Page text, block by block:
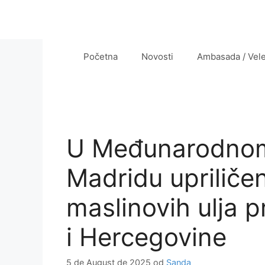
Početna Novosti Ambasada /
U
Madridu
maslinovih ulja
i Hercegovine
5 de August de 2025 od Sanda